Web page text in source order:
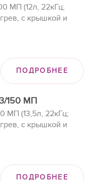
МП (12л, 22кГц;
с крышкой и
ПОДРОБНЕЕ
150 МП
МП (13,5л, 22кГц;
с крышкой и
ПОДРОБНЕЕ